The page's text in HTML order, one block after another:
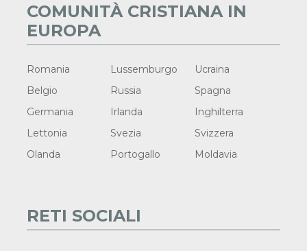
COMUNITÀ CRISTIANA IN
EUROPA
Romania Lussemburgo
Ucraina
Belgio
Russia
Spagna
Germania
Irlanda
Inghilterra
Lettonia
Svezia
Svizzera
Olanda
Portogallo Moldavia
RETI SOCIALI